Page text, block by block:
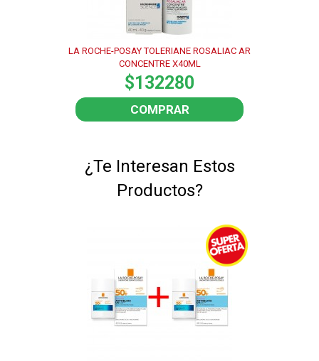
LA ROCHE-POSAY TOLERIANE ROSALIAC AR
CONCENTRE X40ML
$132280
COMPRAR
¿Te Interesan Estos
Productos?